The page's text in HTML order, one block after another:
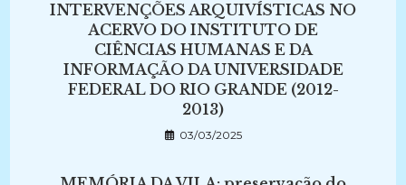
INTERVENÇÕES ARQUIVÍSTICAS NO
ACERVO DO INSTITUTO DE
CIÊNCIAS HUMANAS E DA
INFORMAÇÃO DA UNIVERSIDADE
FEDERAL DO RIO GRANDE (2012-
2013)
03/03/2025